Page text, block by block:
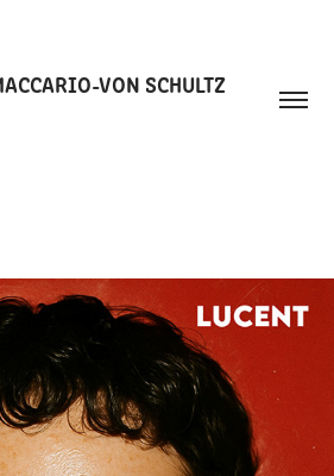
VON SCHULTZ